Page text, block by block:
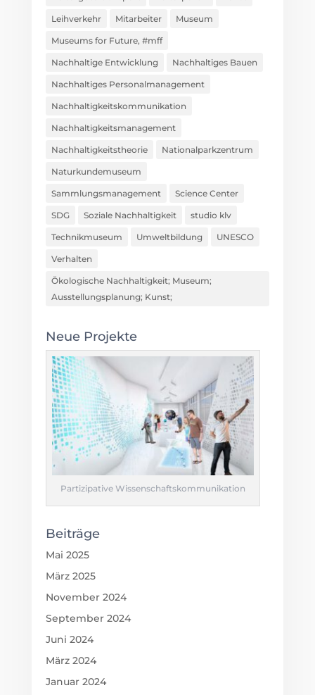
Leihverkehr Mitarbeiter Museum
Museums for Future, #mff
Nachhaltige Entwicklung Nachhaltiges Bauen
Nachhaltiges Personalmanagement
Nachhaltigkeitskommunikation
Nachhaltigkeitsmanagement
Nachhaltigkeitstheorie Nationalparkzentrum
Naturkundemuseum
Sammlungsmanagement Science Center
SDG Soziale Nachhaltigkeit studio klv
Technikmuseum Umweltbildung UNESCO
Verhalten
Ökologische Nachhaltigkeit; Museum;
Ausstellungsplanung; Kunst;
Neue Projekte
Partizipative Wissenschaftskommunikation
Beiträge
Mai 2025
März 2025
November 2024
September 2024
Juni 2024
März 2024
Januar 2024